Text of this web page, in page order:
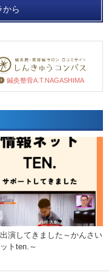
から
鍼灸整骨A.T.NAGASHIMA
演してきました～かんさい
トten.～